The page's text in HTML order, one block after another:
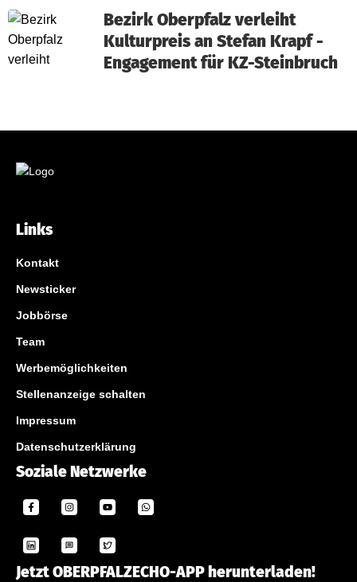
Bezirk Oberpfalz verleiht
Kulturpreis an Stefan Krapf -
Engagement für KZ-Steinbruch
Links
Kontakt
Newsticker
Jobbörse
Team
Werbemöglichkeiten
Stellenanzeige schalten
Impressum
Datenschutzerklärung
Soziale Netzwerke
Jetzt OBERPFALZECHO-APP herunterladen!